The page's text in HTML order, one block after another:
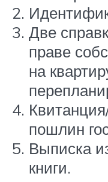
Две
праве
на
пошлин
Выписка
книги.